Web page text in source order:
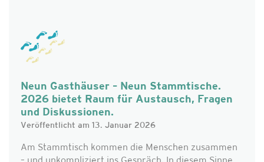
Neun Gasthäuser – Neun Stammtische.
2026 bietet Raum für Austausch, Fragen
und Diskussionen.
Veröffentlicht am 13. Januar 2026
Am Stammtisch kommen die Menschen zusammen